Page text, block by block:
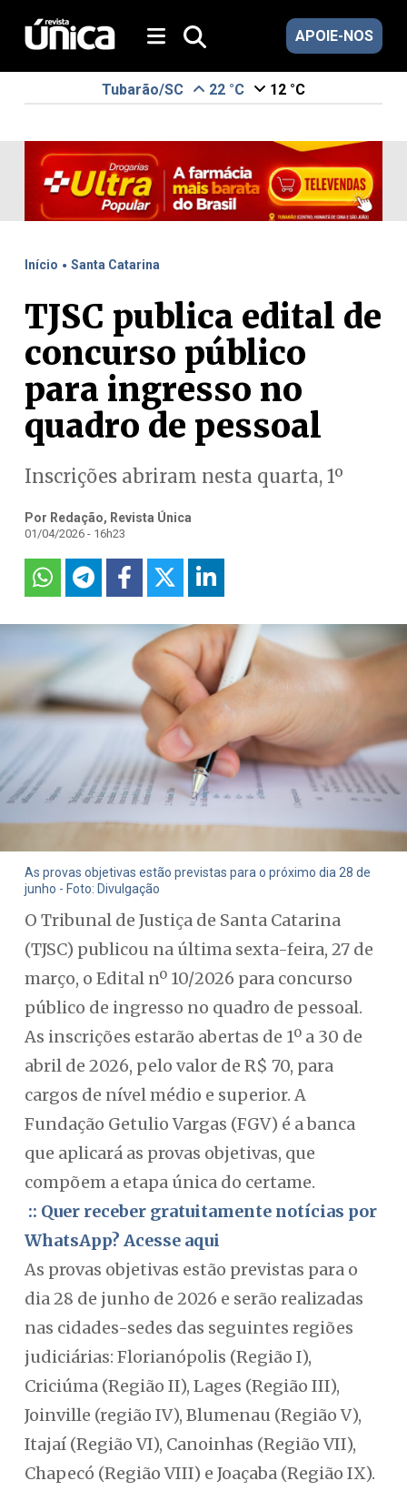
APOIE-NOS
Tubarão/SC 22 °C 12 °C
Início . Santa Catarina
TJSC publica edital de
concurso público
para ingresso no
quadro de pessoal
Inscrições abriram nesta quarta, 1º
Por Redação, Revista Única
01/04/2026 - 16h23
As provas objetivas estão previstas para o próximo dia 28 de
junho - Foto: Divulgação
O Tribunal de Justiça de Santa Catarina
(TJSC) publicou na última sexta-feira, 27 de
março, o Edital nº 10/2026 para concurso
público de ingresso no quadro de pessoal.
As inscrições estarão abertas de 1º a 30 de
abril de 2026, pelo valor de R$ 70, para
cargos de nível médio e superior. A
Fundação Getulio Vargas (FGV) é a banca
que aplicará as provas objetivas, que
compõem a etapa única do certame.
:: Quer receber gratuitamente notícias por
WhatsApp? Acesse aqui
As provas objetivas estão previstas para o
dia 28 de junho de 2026 e serão realizadas
nas cidades-sedes das seguintes regiões
judiciárias: Florianópolis (Região I),
Criciúma (Região II), Lages (Região III),
Joinville (região IV), Blumenau (Região V),
Itajaí (Região VI), Canoinhas (Região VII),
Chapecó (Região VIII) e Joaçaba (Região IX).